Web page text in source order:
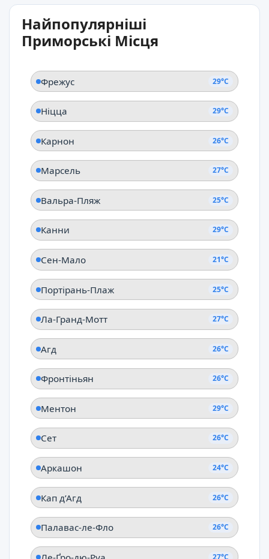
29°C
Сан-Мартіно-ді-Лота
Найпопулярніші
Приморські Місця
Фрежус 29°C
Ніцца 29°C
Карнон 26°C
Марсель 27°C
Вальра-Пляж 25°C
Канни 29°C
Сен-Мало 21°C
Портірань-Плаж 25°C
Ла-Гранд-Мотт 27°C
Агд 26°C
Фронтіньян 26°C
Ментон 29°C
Сет 26°C
Аркашон 24°C
Кап д’Агд 26°C
Палавас-ле-Фло 26°C
27°C